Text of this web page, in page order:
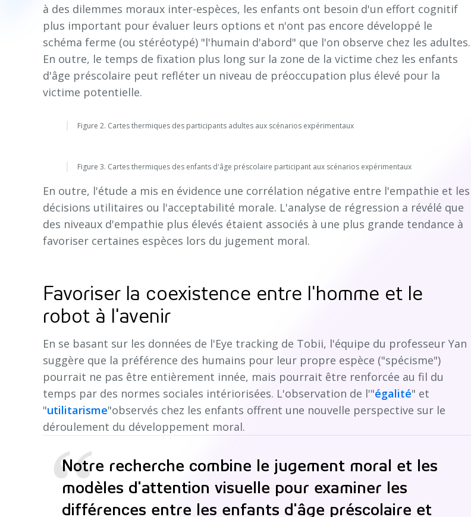
à des dilemmes moraux inter-espèces, les enfants ont besoin d'un effort cognitif
plus important pour évaluer leurs options et n'ont pas encore développé le
schéma ferme (ou stéréotypé) "l'humain d'abord" que l'on observe chez les adultes.
En outre, le temps de fixation plus long sur la zone de la victime chez les enfants
d'âge préscolaire peut refléter un niveau de préoccupation plus élevé pour la
victime potentielle.
Figure 2. Cartes thermiques des participants adultes aux scénarios expérimentaux
Figure 3. Cartes thermiques des enfants d'âge préscolaire participant aux scénarios expérimentaux
En outre, l'étude a mis en évidence une corrélation négative entre l'empathie et les
décisions utilitaires ou l'acceptabilité morale. L'analyse de régression a révélé que
des niveaux d'empathie plus élevés étaient associés à une plus grande tendance à
favoriser certaines espèces lors du jugement moral.
Favoriser la coexistence entre l'homme et le
robot à l'avenir
En se basant sur les données de l'Eye tracking de Tobii, l'équipe du professeur Yan
suggère que la préférence des humains pour leur propre espèce ("spécisme")
pourrait ne pas être entièrement innée, mais pourrait être renforcée au fil du
temps par des normes sociales intériorisées. L'observation de l'"égalité" et
"utilitarisme"observés chez les enfants offrent une nouvelle perspective sur le
déroulement du développement moral.
“
Notre recherche combine le jugement moral et les
modèles d'attention visuelle pour examiner les
différences entre les enfants d'âge préscolaire et